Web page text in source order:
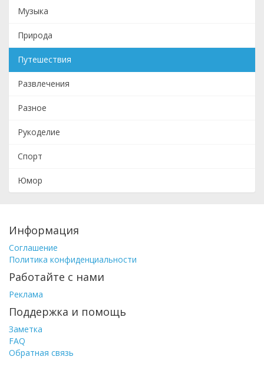
Музыка
Природа
Путешествия
Развлечения
Разное
Рукоделие
Спорт
Юмор
Информация
Соглашение
Политика конфиденциальности
Работайте с нами
Реклама
Поддержка и помощь
Заметка
FAQ
Обратная связь